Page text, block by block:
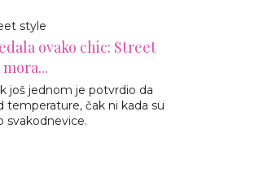
style
ovako chic: Street
još jednom je potvrdio da
temperature, čak ni kada su
svakodnevice.